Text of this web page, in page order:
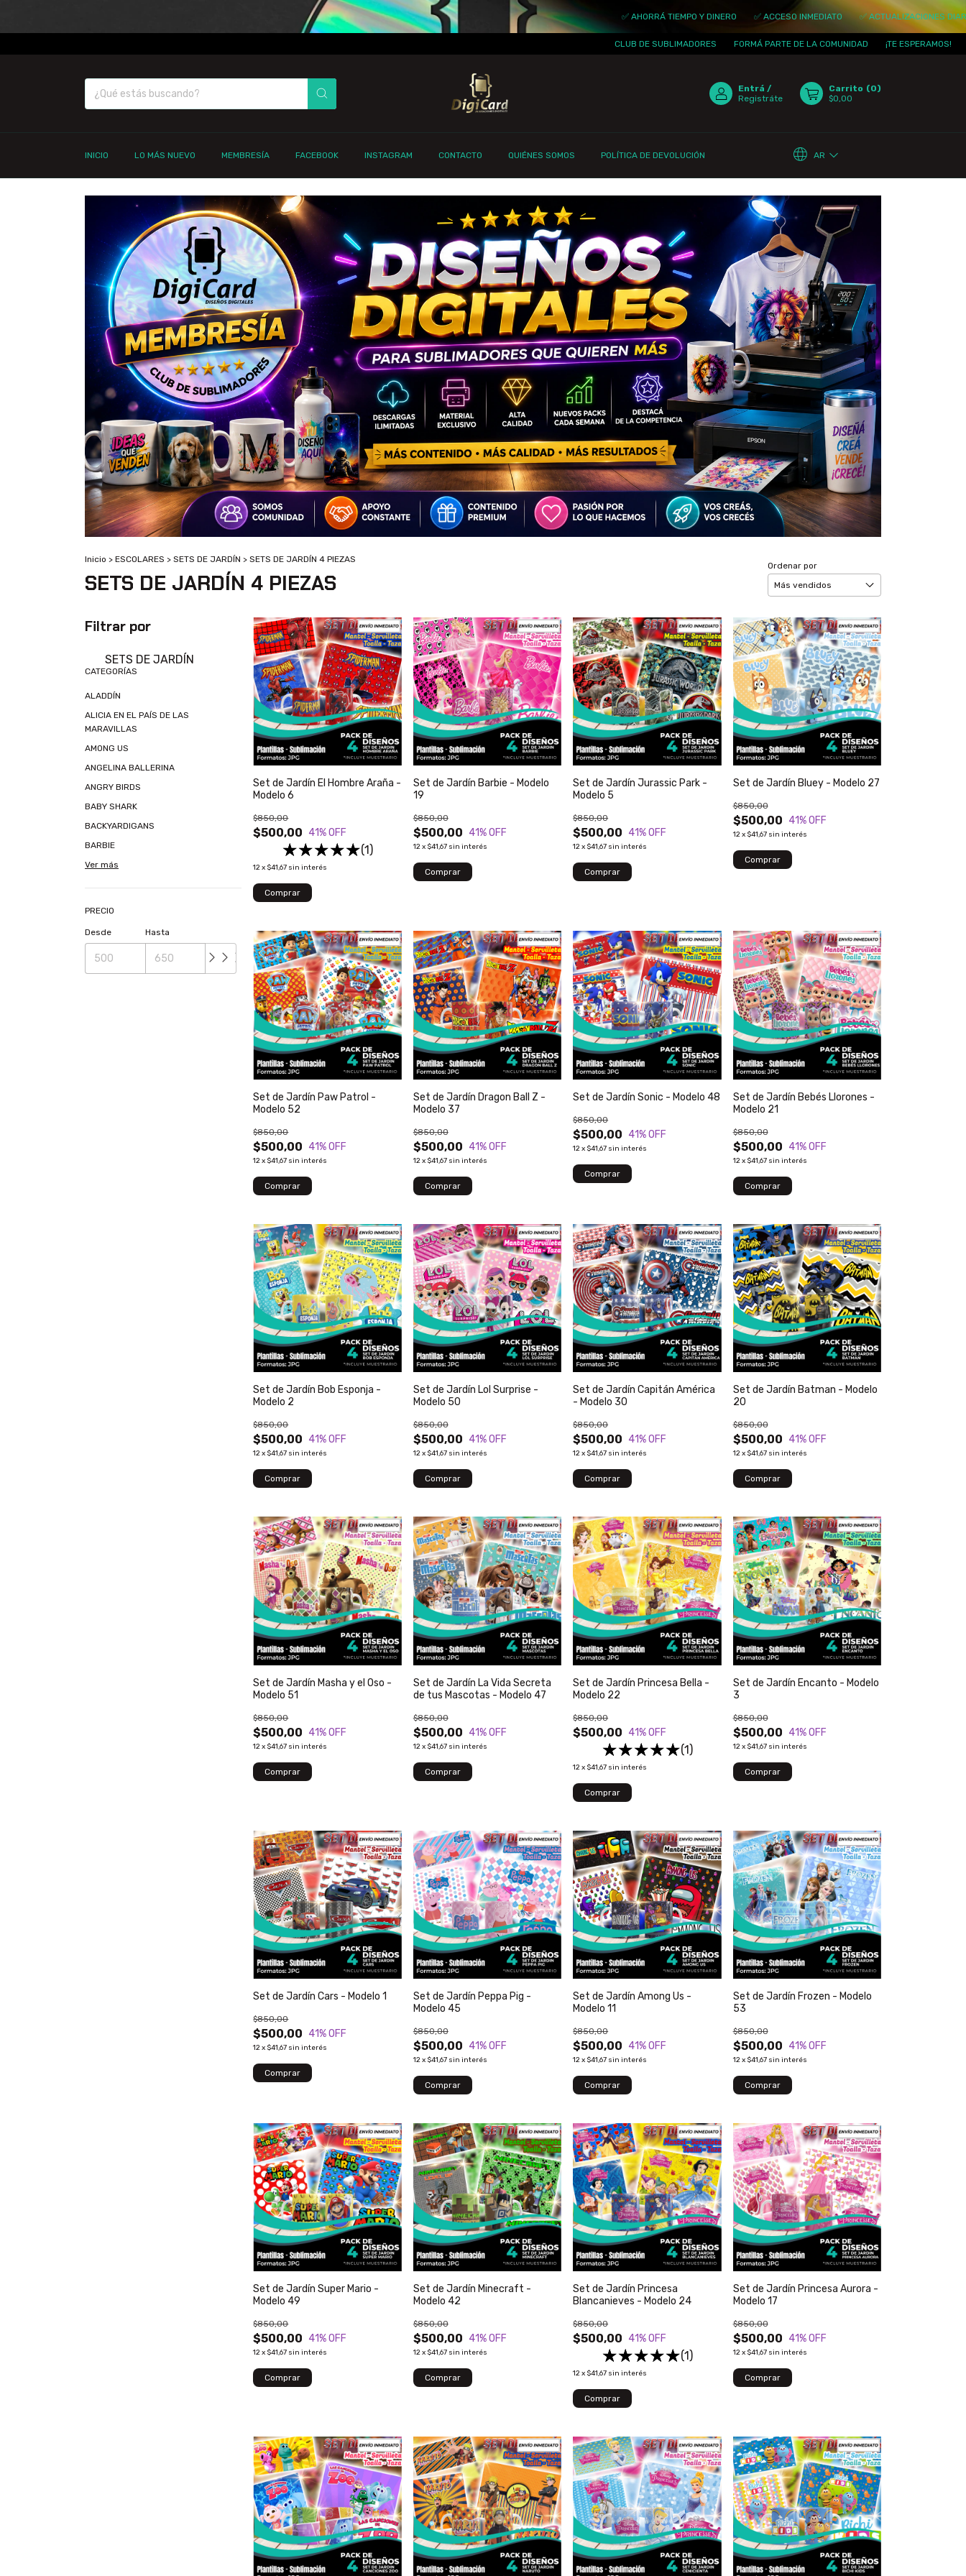
✅ AHORRÁ TIEMPO Y DINERO ✅ ACCESO INMEDIATO ✅ ACTUALIZACIONES DIARIAS ✅
CLUB DE SUBLIMADORES FORMÁ PARTE DE LA COMUNIDAD ¡TE ESPERAMOS! CLUB DE
Entrá /
Registráte
Carrito (0)
$0,00
INICIO LO MÁS NUEVO MEMBRESÍA FACEBOOK INSTAGRAM CONTACTO QUIÉNES SOMOS POLÍTICA DE DEVOLUCIÓN AR
Inicio > ESCOLARES > SETS DE JARDÍN > SETS DE JARDÍN 4 PIEZAS
SETS DE JARDÍN 4 PIEZAS
Ordenar por
Filtrar por
SETS DE JARDÍN
CATEGORÍAS
ALADDÍN
ALICIA EN EL PAÍS DE LAS
MARAVILLAS
AMONG US
ANGELINA BALLERINA
ANGRY BIRDS
BABY SHARK
BACKYARDIGANS
BARBIE
Ver más
PRECIO
Desde Hasta
Set de Jardín El Hombre Araña -
Modelo 6
$500,00
$850,00
41% OFF
(1)
12x $41,67 sin interés
Set de Jardín Barbie - Modelo
19
$500,00
$850,00
41% OFF
12x $41,67 sin interés
Set de Jardín Jurassic Park -
Modelo 5
$500,00
$850,00
41% OFF
12x $41,67 sin interés
Set de Jardín Bluey - Modelo 27
$500,00
$850,00
41% OFF
12 x $41,67 sin interés
Set de Jardín Paw Patrol -
Modelo 52
$500,00
$850,00
41% OFF
12x $41,67 sin interés
Set de Jardín Dragon Ball Z -
Modelo 37
$500,00
$850,00
41% OFF
12x $41,67 sin interés
Set de Jardín Sonic - Modelo 48
$500,00
$850,00
41% OFF
12x $41,67 sin interés
Set de Jardín Bebés Llorones -
Modelo 21
$500,00
$850,00
41% OFF
12 x $41,67 sin interés
Set de Jardín Bob Esponja -
Modelo 2
$500,00
$850,00
41% OFF
12x $41,67 sin interés
Set de Jardín Lol Surprise -
Modelo 50
$500,00
$850,00
41% OFF
12x $41,67 sin interés
Set de Jardín Capitán América
- Modelo 30
$500,00
$850,00
41% OFF
12x $41,67 sin interés
Set de Jardín Batman - Modelo
20
$500,00
$850,00
41% OFF
12 x $41,67 sin interés
Set de Jardín Masha y el Oso -
Modelo 51
$500,00
$850,00
41% OFF
12x $41,67 sin interés
Set de Jardín La Vida Secreta
de tus Mascotas - Modelo 47
$500,00
$850,00
41% OFF
12x $41,67 sin interés
Set de Jardín Princesa Bella -
Modelo 22
$500,00
$850,00
41% OFF
(1)
12x $41,67 sin interés
Set de Jardín Encanto - Modelo
3
$500,00
$850,00
41% OFF
12 x $41,67 sin interés
Set de Jardín Cars - Modelo 1
$500,00
$850,00
41% OFF
12x $41,67 sin interés
Set de Jardín Peppa Pig -
Modelo 45
$500,00
$850,00
41% OFF
12x $41,67 sin interés
Set de Jardín Among Us -
Modelo 11
$500,00
$850,00
41% OFF
12x $41,67 sin interés
Set de Jardín Frozen - Modelo
53
$500,00
$850,00
41% OFF
12 x $41,67 sin interés
Set de Jardín Super Mario -
Modelo 49
$500,00
$850,00
41% OFF
12x $41,67 sin interés
Set de Jardín Minecraft -
Modelo 42
$500,00
$850,00
41% OFF
12x $41,67 sin interés
Set de Jardín Princesa
Blancanieves - Modelo 24
$500,00
$850,00
41% OFF
(1)
12x $41,67 sin interés
Set de Jardín Princesa Aurora -
Modelo 17
$500,00
$850,00
41% OFF
12 x $41,67 sin interés